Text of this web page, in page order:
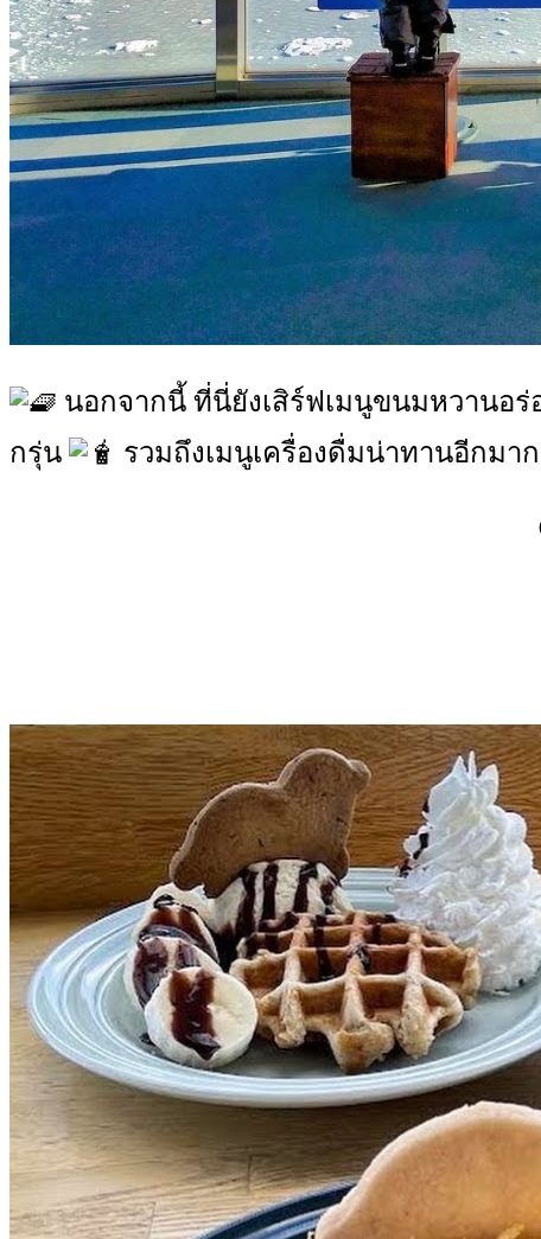
นอกจากนี้ ที่นี่ยังเสิร์ฟเมนูขนมหวานอ
กรุ่น
รวมถึงเมนูเครื่องดื่มน่าทานอีกมา